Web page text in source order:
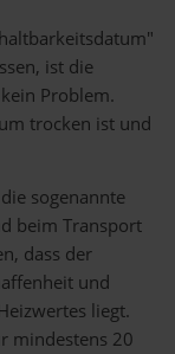
ist die
Problem.
trocken ist und
sogenannte
beim Transport
dass der
und
liegt.
mindestens 20